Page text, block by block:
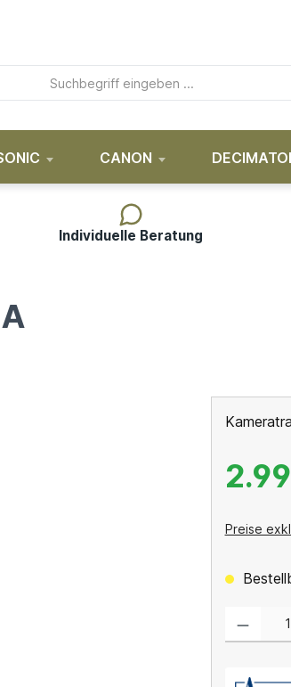
CANON
Individuelle Beratung
Preise